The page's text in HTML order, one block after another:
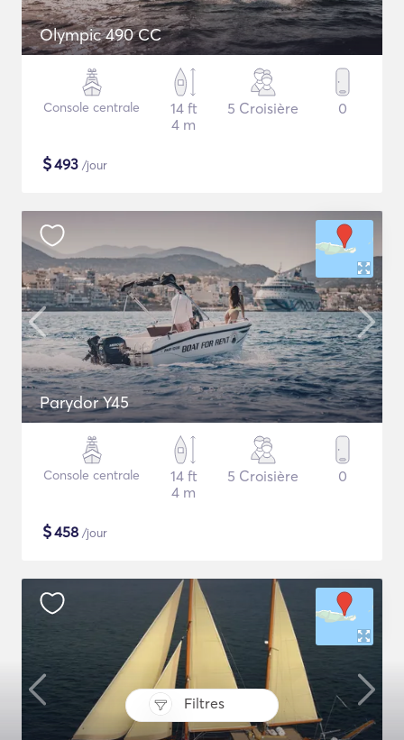
Filtres
Olympic 490 CC
Console centrale
14 ft
4 m
5 Croisière 0
$493 /jour
Parydor Y45
Console centrale
14 ft
4 m
5 Croisière 0
$458 /jour